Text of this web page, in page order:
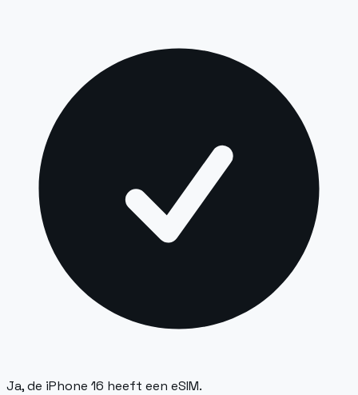
Ja, de iPhone 16 heeft een eSIM.